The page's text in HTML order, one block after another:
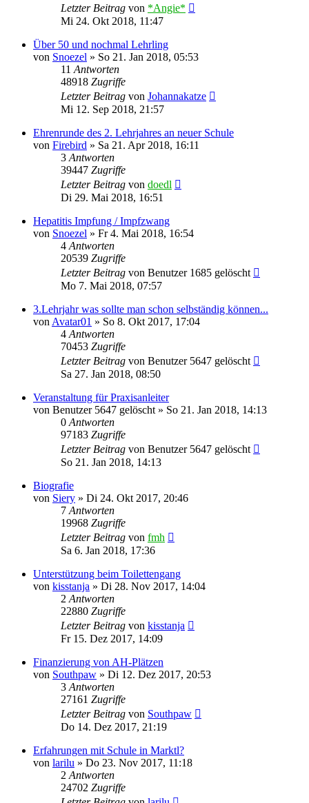
Letzter Beitrag von *Angie*
Mi 24. Okt 2018, 11:47
Über 50 und nochmal Lehrling
von Snoezel » So 21. Jan 2018, 05:53
11 Antworten
48918 Zugriffe
Letzter Beitrag von Johannakatze
Mi 12. Sep 2018, 21:57
Ehrenrunde des 2. Lehrjahres an neuer Schule
von Firebird » Sa 21. Apr 2018, 16:11
3 Antworten
39447 Zugriffe
Letzter Beitrag von doedl
Di 29. Mai 2018, 16:51
Hepatitis Impfung / Impfzwang
von Snoezel » Fr 4. Mai 2018, 16:54
4 Antworten
20539 Zugriffe
Letzter Beitrag von Benutzer 1685 gelöscht
Mo 7. Mai 2018, 07:57
3.Lehrjahr was sollte man schon selbständig können...
von Avatar01 » So 8. Okt 2017, 17:04
4 Antworten
70453 Zugriffe
Letzter Beitrag von Benutzer 5647 gelöscht
Sa 27. Jan 2018, 08:50
Veranstaltung für Praxisanleiter
von Benutzer 5647 gelöscht » So 21. Jan 2018, 14:13
0 Antworten
97183 Zugriffe
Letzter Beitrag von Benutzer 5647 gelöscht
So 21. Jan 2018, 14:13
Biografie
von Siery » Di 24. Okt 2017, 20:46
7 Antworten
19968 Zugriffe
Letzter Beitrag von fmh
Sa 6. Jan 2018, 17:36
Unterstützung beim Toilettengang
von kisstanja » Di 28. Nov 2017, 14:04
2 Antworten
22880 Zugriffe
Letzter Beitrag von kisstanja
Fr 15. Dez 2017, 14:09
Finanzierung von AH-Plätzen
von Southpaw » Di 12. Dez 2017, 20:53
3 Antworten
27161 Zugriffe
Letzter Beitrag von Southpaw
Do 14. Dez 2017, 21:19
Erfahrungen mit Schule in Marktl?
von larilu » Do 23. Nov 2017, 11:18
2 Antworten
24702 Zugriffe